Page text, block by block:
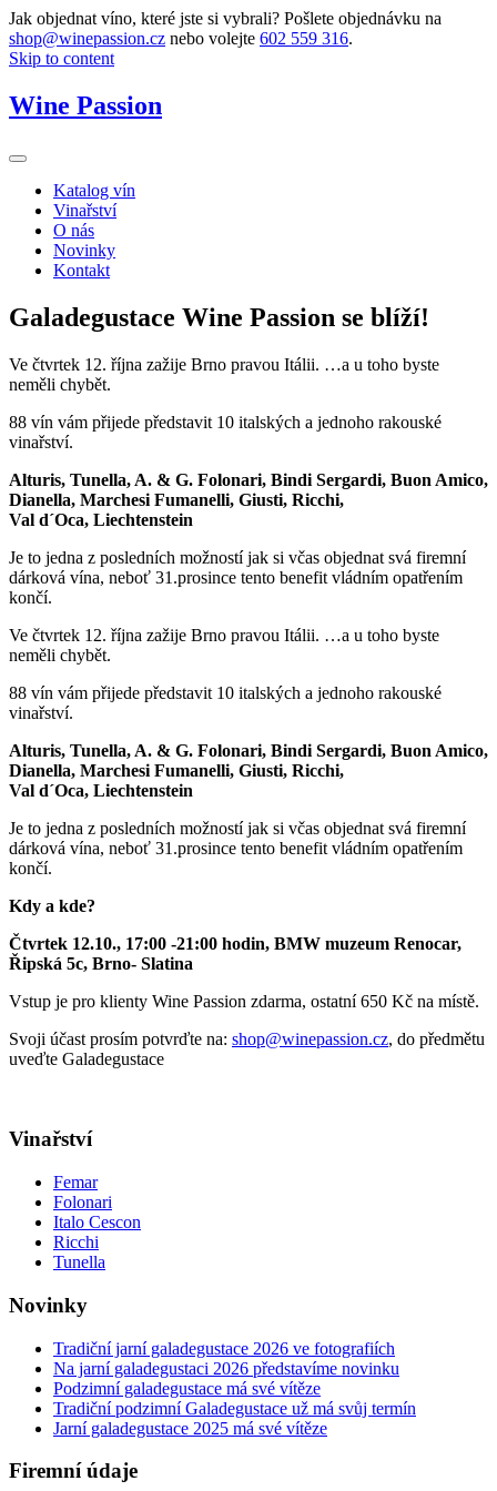
Jak objednat víno, které jste si vybrali? Pošlete objednávku na
shop@winepassion.cz nebo volejte 602 559 316.
Skip to content
Wine Passion
Katalog vín
Vinařství
O nás
Novinky
Kontakt
Galadegustace Wine Passion se blíží!
Ve čtvrtek 12. října zažije Brno pravou Itálii. …a u toho byste
neměli chybět.
88 vín vám přijede představit 10 italských a jednoho rakouské
vinařství.
Alturis, Tunella, A. & G. Folonari, Bindi Sergardi, Buon Amico,
Dianella, Marchesi Fumanelli, Giusti, Ricchi,
Val d´Oca, Liechtenstein
Je to jedna z posledních možností jak si včas objednat svá firemní
dárková vína, neboť 31.prosince tento benefit vládním opatřením
končí.
Ve čtvrtek 12. října zažije Brno pravou Itálii. …a u toho byste
neměli chybět.
88 vín vám přijede představit 10 italských a jednoho rakouské
vinařství.
Alturis, Tunella, A. & G. Folonari, Bindi Sergardi, Buon Amico,
Dianella, Marchesi Fumanelli, Giusti, Ricchi,
Val d´Oca, Liechtenstein
Je to jedna z posledních možností jak si včas objednat svá firemní
dárková vína, neboť 31.prosince tento benefit vládním opatřením
končí.
Kdy a kde?
Čtvrtek 12.10., 17:00 -21:00 hodin, BMW muzeum Renocar,
Řipská 5c, Brno- Slatina
Vstup je pro klienty Wine Passion zdarma, ostatní 650 Kč na místě.
Svoji účast prosím potvrďte na: shop@winepassion.cz, do předmětu
uveďte Galadegustace
Vinařství
Femar
Folonari
Italo Cescon
Ricchi
Tunella
Novinky
Tradiční jarní galadegustace 2026 ve fotografiích
Na jarní galadegustaci 2026 představíme novinku
Podzimní galadegustace má své vítěze
Tradiční podzimní Galadegustace už má svůj termín
Jarní galadegustace 2025 má své vítěze
Firemní údaje